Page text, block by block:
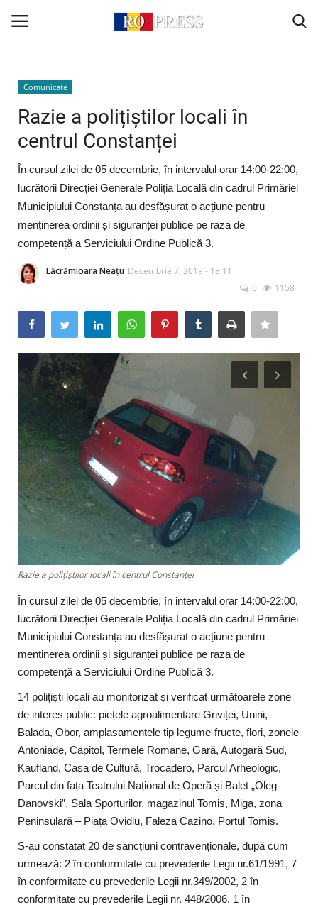
Conectare
Acasă
Intern
Extern
Politică
Socio-Economic
Monden
Sănătate
Comunicate
Razie a polițiștilor locali în
centrul Constanței
În cursul zilei de 05 decembrie, în intervalul orar 14:00-22:00,
lucrătorii Direcției Generale Poliția Locală din cadrul Primăriei
Municipiului Constanța au desfășurat o acțiune pentru
menținerea ordinii și siguranței publice pe raza de
competență a Serviciului Ordine Publică 3.
Lăcrămioara Neațu Decembrie 7, 2019 - 18:11
0
1158
Razie a polițiștilor locali în centrul Constanței
În cursul zilei de 05 decembrie, în intervalul orar 14:00-22:00,
lucrătorii Direcției Generale Poliția Locală din cadrul Primăriei
Municipiului Constanța au desfășurat o acțiune pentru
menținerea ordinii și siguranței publice pe raza de
competență a Serviciului Ordine Publică 3.
14 polițiști locali au monitorizat și verificat următoarele zone
de interes public: piețele agroalimentare Griviței, Unirii,
Balada, Obor, amplasamentele tip legume-fructe, flori, zonele
Antoniade, Capitol, Termele Romane, Gară, Autogară Sud,
Kaufland, Casa de Cultură, Trocadero, Parcul Arheologic,
Parcul din fața Teatrului Național de Operă și Balet „Oleg
Danovski”, Sala Sporturilor, magazinul Tomis, Miga, zona
Peninsulară – Piața Ovidiu, Faleza Cazino, Portul Tomis.
S-au constatat 20 de sancțiuni contravenționale, după cum
urmează: 2 în conformitate cu prevederile Legii nr.61/1991, 7
în conformitate cu prevederile Legii nr.349/2002, 2 în
conformitate cu prevederile Legii nr. 448/2006, 1 în